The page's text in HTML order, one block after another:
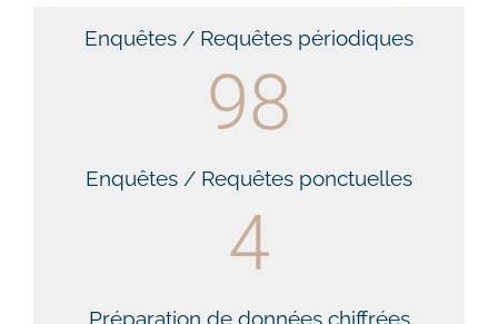
Enquêtes / Requêtes périodiques
98
Enquêtes / Requêtes ponctuelles
4
Préparation de données chiffrées